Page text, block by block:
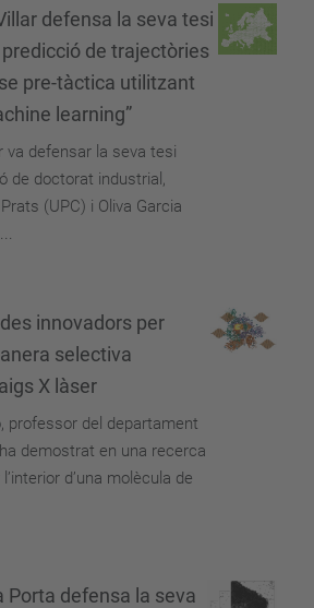
defensa la seva tesi
de trajectòries
pre-tàctica utilitzant
learning”
va defensar la seva tesi
de doctorat industrial,
(UPC) i Oliva Garcia
innovadors per
selectiva
X làser
professor del departament
demostrat en una recerca
d’una molècula de
Porta defensa la seva